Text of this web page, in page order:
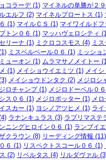
ョコラーデ (1) マイネルの単勝が２
ルエルフ (2) マイネルプロートス (1)
６ (1) マイルＣＳ (1) マイワイルド
プトン０６ (1) マッハヴェロシティ
セリーナ (1) ミクロコスモス (4) ミ
ミスベルベール０６ (1) ミッショ
ミューオン (1) ムラマサノメイトー
メ (1) メイショウイエミツ (1) メイ
メイショウドンタク (2) メジロシ
ジロチャンプ (1) メジロドーベル０
シス０６ (1) メジロポッター (1) メ
イスカー (1) ヨシノアツヒメ (1) ラ
ラナンキュラス (3) ラプリマステ
ンニングヒロイン０６ (1) ランブイ
クラウン (8) リーディング情報 (11)
０６ (1) リスペクトスコール０６ (1)
ス (2) リベルタス (4) リルダヴァル